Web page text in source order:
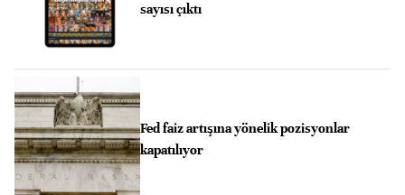
sayısı çıktı
Fed faiz artışına yönelik pozisyonlar
kapatılıyor